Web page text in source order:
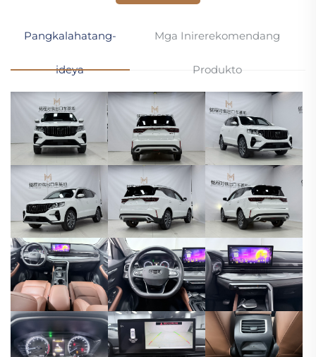
Pangkalahatang-
ideya
Mga Inirerekomendang
Produkto